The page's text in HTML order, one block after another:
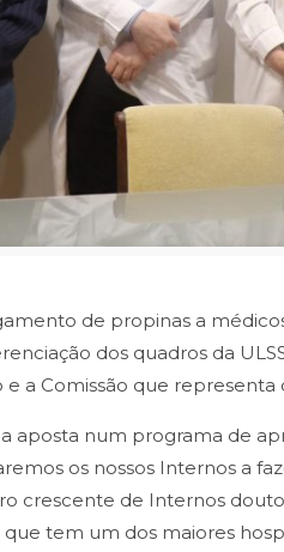
de propinas a
dos quadros da
a Comissão que representa
num programa de
os nossos Internos a
crescente de Internos
tem um dos maiores